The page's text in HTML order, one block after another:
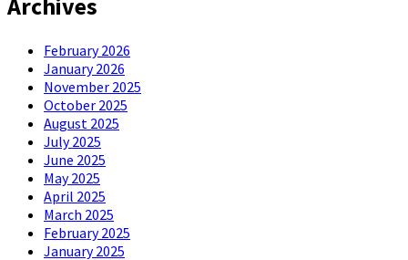
February 2026
January 2026
November 2025
October 2025
August 2025
July 2025
June 2025
May 2025
April 2025
March 2025
February 2025
January 2025